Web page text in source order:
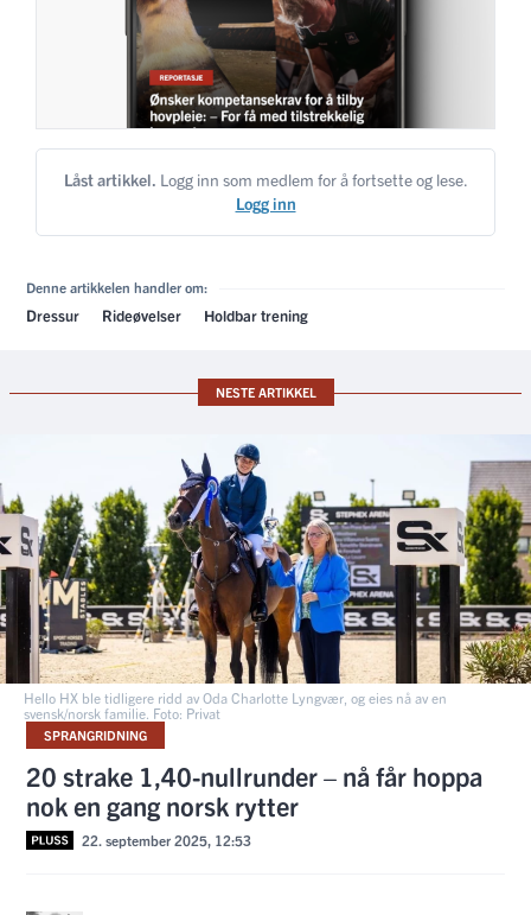
Låst artikkel. Logg inn som medlem for å fortsette og lese.
Logg inn
Denne artikkelen handler om:
Dressur Rideøvelser Holdbar trening
NESTE ARTIKKEL
Hello HX ble tidligere ridd av Oda Charlotte Lyngvær, og eies nå av en
svensk/norsk familie. Foto: Privat
SPRANGRIDNING
20 strake 1,40-nullrunder – nå får hoppa
nok en gang norsk rytter
22. september 2025, 12:53